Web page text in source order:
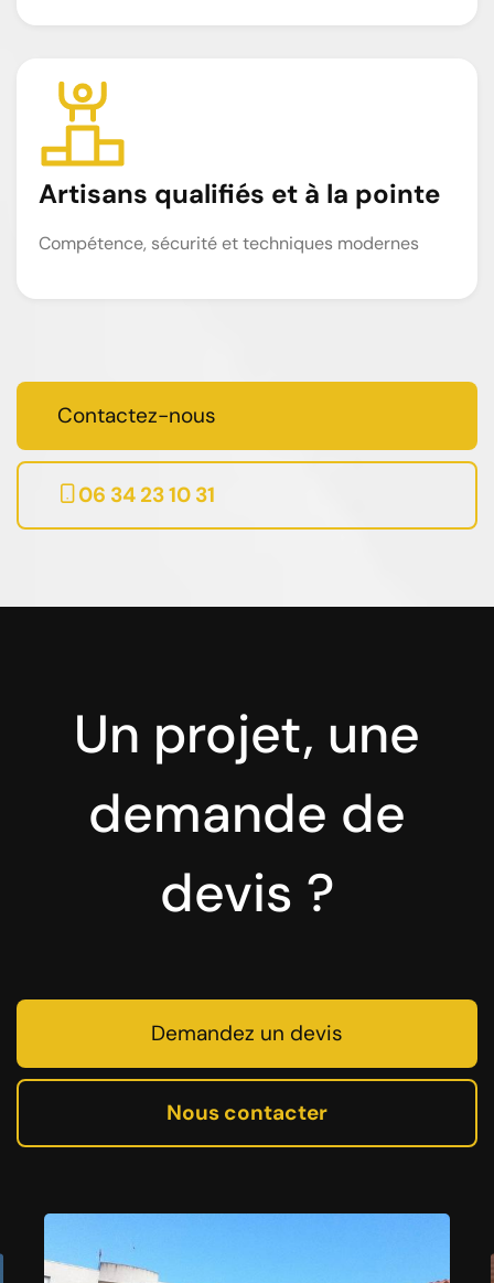
Artisans qualifiés et à la pointe
Compétence, sécurité et techniques modernes
Contactez-nous
06 34 23 10 31
Un projet, une
demande de
devis ?
Demandez un devis
Nous contacter